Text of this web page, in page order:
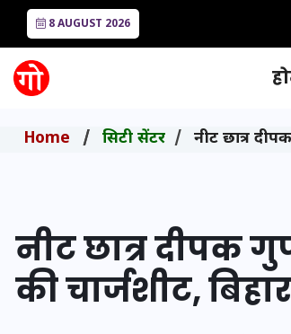
8 AUGUST 2026
Home सिटी सेंटर नीट छात्र
नीट छात्र दीपक
की चार्जशीट,